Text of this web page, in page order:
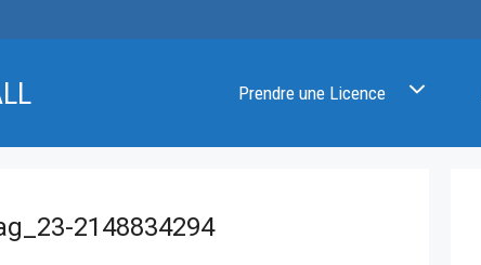
Prendre une Licence
2148834294